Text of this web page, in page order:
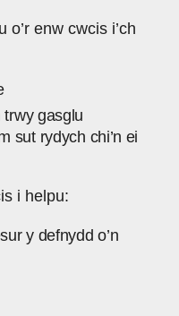
enw cwcis i’ch
trwy gasglu
sut rydych chi’n ei
i helpu:
y defnydd o’n